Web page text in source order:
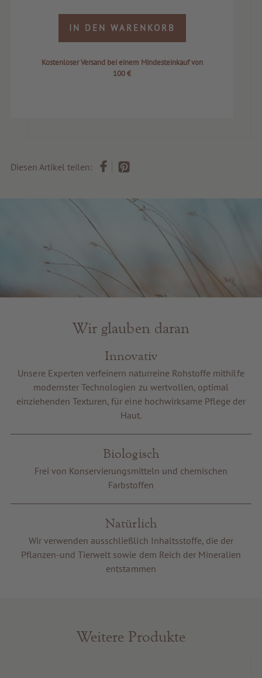
IN DEN WARENKORB
Kostenloser Versand bei einem Mindesteinkauf von
100 €
Diesen Artikel teilen:
Wir glauben daran
Innovativ
Unsere Experten verfeinern naturreine Rohstoffe mithilfe
modernster Technologien zu wertvollen, optimal
einziehenden Texturen, für eine hochwirksame Pflege der
Haut.
Biologisch
Frei von Konservierungsmitteln und chemischen
Farbstoffen
Natürlich
Wir verwenden ausschließlich Inhaltsstoffe, die der
Pflanzen-und Tierwelt sowie dem Reich der Mineralien
entstammen
Weitere Produkte